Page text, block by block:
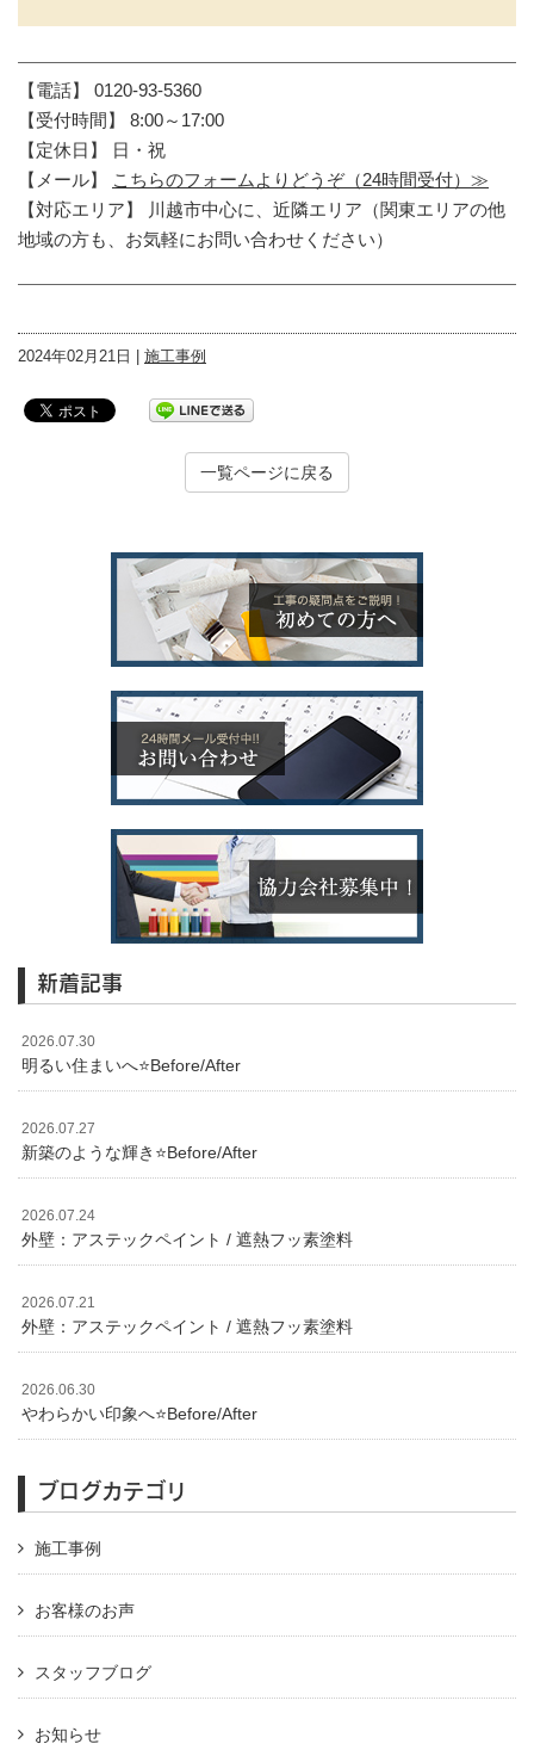
【電話】 0120-93-5360
【受付時間】 8:00～17:00
【定休日】 日・祝
【メール】
こちらのフォームよりどうぞ（24時間受付）≫
【対応エリア】 川越市中心に、近隣エリア（関東エリアの他
地域の方も、お気軽にお問い合わせください）
2024年02月21日 | 施工事例
一覧ページに戻る
新着記事
2026.07.30
明るい住まいへ⭐️Before/After
2026.07.27
新築のような輝き⭐️Before/After
2026.07.24
外壁：アステックペイント / 遮熱フッ素塗料
2026.07.21
外壁：アステックペイント / 遮熱フッ素塗料
2026.06.30
やわらかい印象へ⭐️Before/After
ブログカテゴリ
施工事例
お客様のお声
スタッフブログ
お知らせ